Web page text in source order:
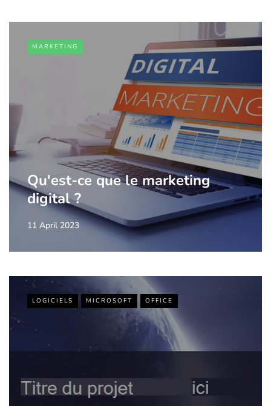
MARKETING
Qu'est-ce que le marketing
digital ?
11 April 2023
LOGICIELS MICROSOFT OFFICE